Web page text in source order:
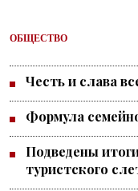
ОБЩЕСТВО
Честь и слава
Формула
Подведены
туристского